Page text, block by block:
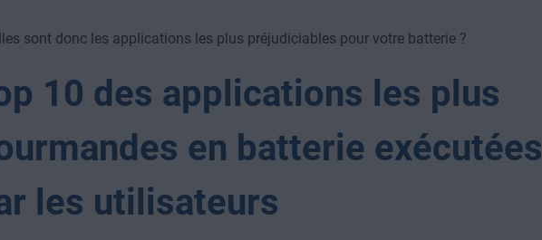
sont donc les applications les plus préjudiciables pour votre batterie ?
10 des applications les plus
en batterie exécutées
les utilisateurs